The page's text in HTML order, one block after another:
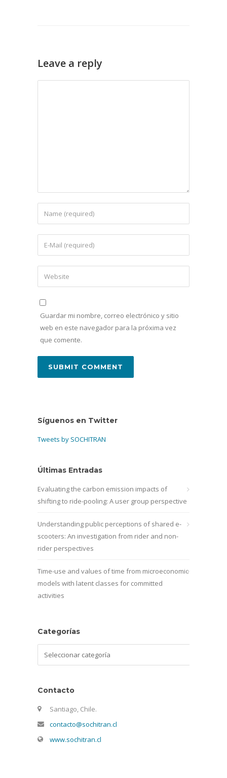
Leave a reply
Guardar mi nombre, correo electrónico y sitio
web en este navegador para la próxima vez
que comente.
Síguenos en Twitter
Tweets by SOCHITRAN
Últimas Entradas
Evaluating the carbon emission impacts of
shifting to ride-pooling: A user group perspective
Understanding public perceptions of shared e-
scooters: An investigation from rider and non-
rider perspectives
Time-use and values of time from microeconomic
models with latent classes for committed
activities
Categorías
Contacto
Santiago, Chile.
contacto@sochitran.cl
www.sochitran.cl